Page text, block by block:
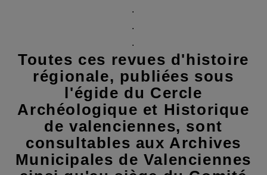
.
.
.
Toutes ces revues d'histoire
régionale, publiées sous
l'égide du Cercle
Archéologique et Historique
de valenciennes, sont
consultables aux Archives
Municipales de Valenciennes